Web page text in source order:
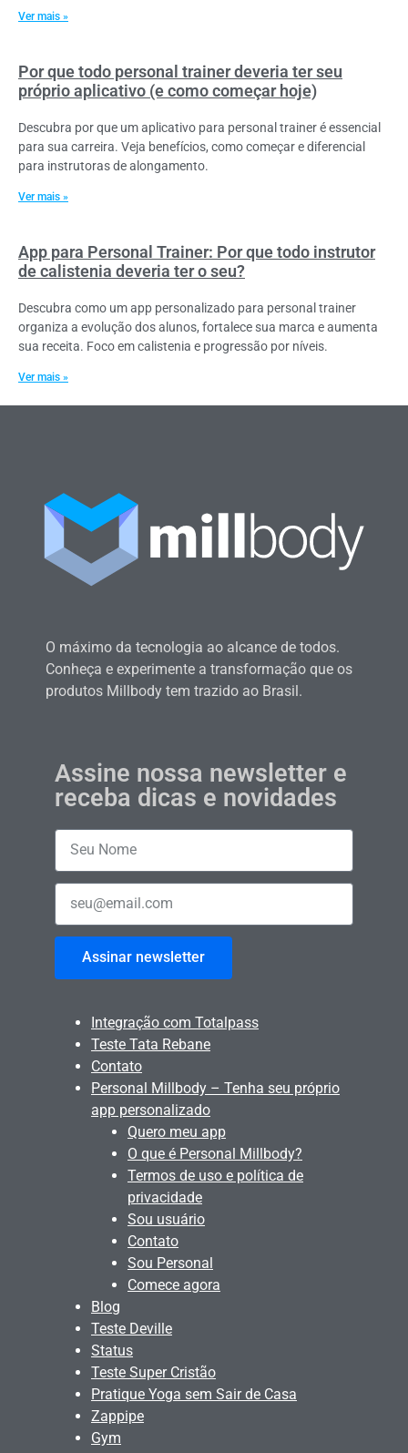
Ver mais »
Por que todo personal trainer deveria ter seu
próprio aplicativo (e como começar hoje)
Descubra por que um aplicativo para personal trainer é essencial
para sua carreira. Veja benefícios, como começar e diferencial
para instrutoras de alongamento.
Ver mais »
App para Personal Trainer: Por que todo instrutor
de calistenia deveria ter o seu?
Descubra como um app personalizado para personal trainer
organiza a evolução dos alunos, fortalece sua marca e aumenta
sua receita. Foco em calistenia e progressão por níveis.
Ver mais »
O máximo da tecnologia ao alcance de todos.
Conheça e experimente a transformação que os
produtos Millbody tem trazido ao Brasil.
Assine nossa newsletter e
receba dicas e novidades
Assinar newsletter
Integração com Totalpass
Teste Tata Rebane
Contato
Personal Millbody – Tenha seu próprio
app personalizado
Quero meu app
O que é Personal Millbody?
Termos de uso e política de
privacidade
Sou usuário
Contato
Sou Personal
Comece agora
Blog
Teste Deville
Status
Teste Super Cristão
Pratique Yoga sem Sair de Casa
Zappipe
Gym